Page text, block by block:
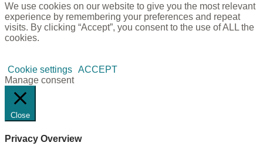
We use cookies on our website to give you the most relevant
experience by remembering your preferences and repeat
visits. By clicking “Accept”, you consent to the use of ALL the
cookies.
Cookie settings ACCEPT
Manage consent
Close
Privacy Overview